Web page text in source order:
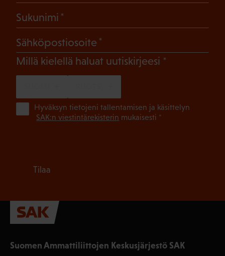
Suomen Ammattiliittojen Keskusjärjestö SAK
Sukunimi
Sähköpostiosoite
Millä kielellä haluat uutiskirjeesi (Pakollinen)
Hyväksyn tietojeni tallentamisen ja käsittelyn
SAK:n viestintärekisterin mukaisesti *
Tilaa